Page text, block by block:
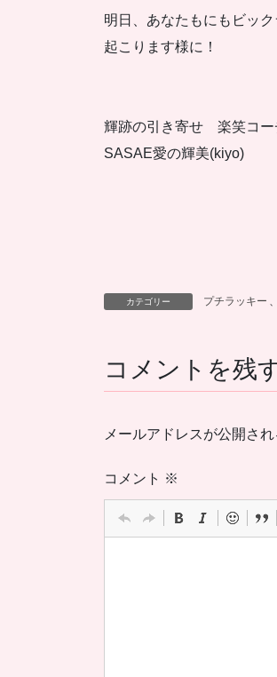
明日、あなたもにもビッ
起こります様に！
輝跡の引き寄せ 楽笑コー
SASAE愛の輝美(kiyo)
カテゴリー プチラッキー
コメントを残
メールアドレスが公開さ
コメント ※